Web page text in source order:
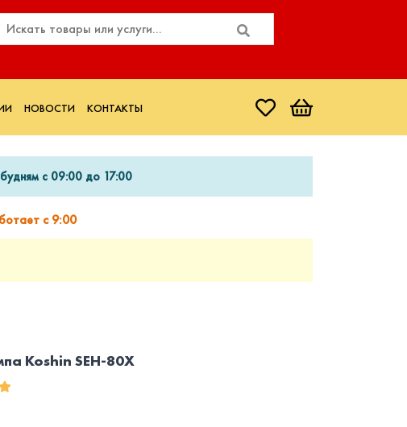
НОВОСТИ КОНТАКТЫ
с 09:00 до 17:00
с 9:00
Koshin SEH-80X